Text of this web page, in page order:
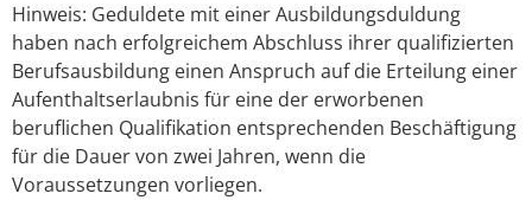
Hinweis: Geduldete mit einer Ausbildungsduldung
haben nach erfolgreichem Abschluss ihrer qualifizierten
Berufsausbildung einen Anspruch auf die Erteilung einer
Aufenthaltserlaubnis für eine der erworbenen
beruflichen Qualifikation entsprechenden Beschäftigung
für die Dauer von zwei Jahren, wenn die
Voraussetzungen vorliegen.